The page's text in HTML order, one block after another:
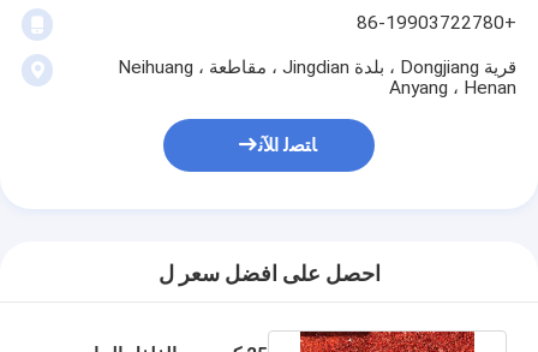
+86-19903722780
قرية Dongjiang ، بلدة Jingdian ، مقاطعة Neihuang ،
Anyang ، Henan
ﺎﺘﺼﻟ ﺍﻶﻧ
احصل على افضل سعر ل